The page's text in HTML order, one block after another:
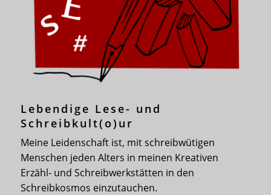
Lebendige Lese- und
Schreibkult(o)ur
Meine Leidenschaft ist, mit schreibwütigen
Menschen jeden Alters in meinen Kreativen
Erzähl- und Schreibwerkstätten in den
Schreibkosmos einzutauchen.